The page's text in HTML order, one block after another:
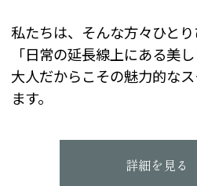
私たちは、そんな方々ひとり
「日常の延長線上にある美
大人だからこその魅力的な
ます。
詳細を見る